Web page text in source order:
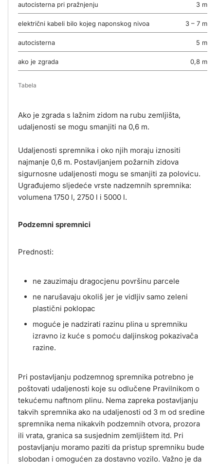
autocisterna pri pražnjenju 3 m
električni kabeli bilo kojeg naponskog nivoa 3 – 7 m
autocisterna 5 m
ako je zgrada 0,8 m
Tabela
Ako je zgrada s lažnim zidom na rubu zemljišta,
udaljenosti se mogu smanjiti na 0,6 m.
Udaljenosti spremnika i oko njih moraju iznositi
najmanje 0,6 m. Postavljanjem požarnih zidova
sigurnosne udaljenosti mogu se smanjiti za polovicu.
Ugrađujemo sljedeće vrste nadzemnih spremnika:
volumena 1750 l, 2750 l i 5000 l.
Podzemni spremnici
Prednosti:
ne zauzimaju dragocjenu površinu parcele
ne narušavaju okoliš jer je vidljiv samo zeleni
plastični poklopac
moguće je nadzirati razinu plina u spremniku
izravno iz kuće s pomoću daljinskog pokazivača
razine.
Pri postavljanju podzemnog spremnika potrebno je
poštovati udaljenosti koje su odlučene Pravilnikom o
tekućemu naftnom plinu. Nema zapreka postavljanju
takvih spremnika ako na udaljenosti od 3 m od sredine
spremnika nema nikakvih podzemnih otvora, prozora
ili vrata, granica sa susjednim zemljištem itd. Pri
postavljanju moramo paziti da pristup spremniku bude
slobodan i omogućen za dostavno vozilo. Važno je da